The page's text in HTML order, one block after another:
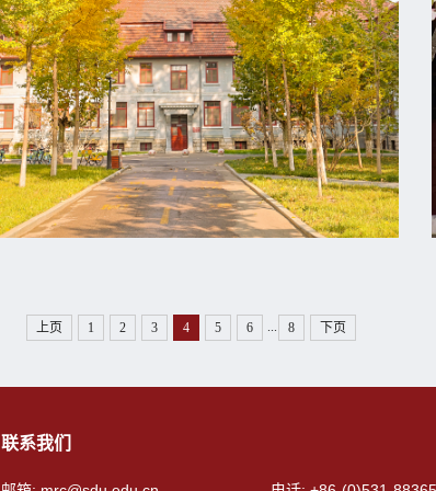
上页 1 2 3 4 5 6 8 下页
联系我们